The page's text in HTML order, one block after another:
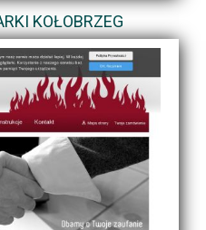
KOŁOBRZEG